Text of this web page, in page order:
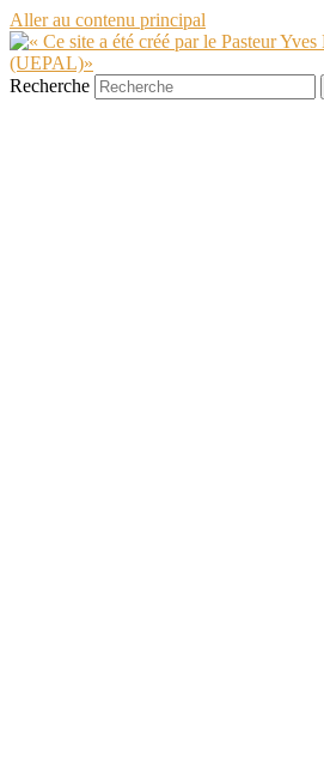
Aller au contenu principal
Recherche